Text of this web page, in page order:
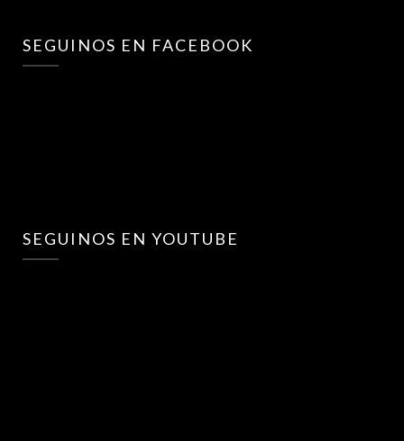
SEGUINOS EN FACEBOOK
SEGUINOS EN YOUTUBE